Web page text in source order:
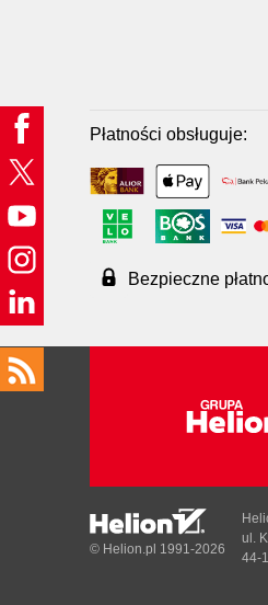
Płatności obsługuje:
Bezpieczne
© Helion.pl 1991-2026
ul.
44-